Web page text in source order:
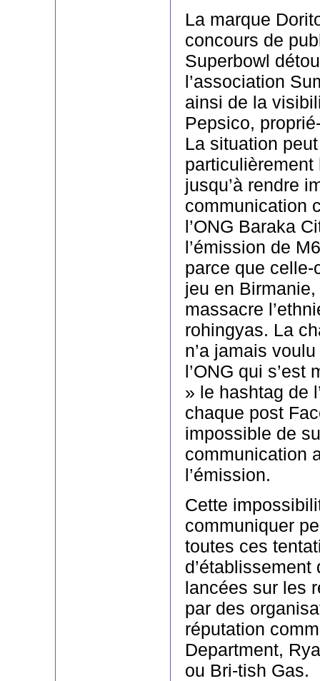
La marque
concours de
Superbowl
l’association
ainsi de la
Pepsico,
La situation
particulièrement
jusqu’à rendre
communication
l’ONG Baraka
l’émission de
parce que
jeu en
massacre
rohingyas. La
n’a jamais
l’ONG qui s’est
» le hashtag de
chaque post
impossible de
communication
l’émission.
Cette
communiquer
toutes ces
lancées sur les
par des
réputation
Department,
ou Bri-tish Gas.